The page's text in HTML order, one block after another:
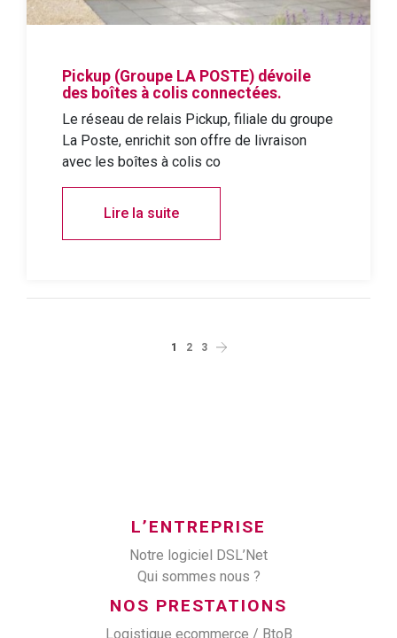
Pickup (Groupe LA POSTE) dévoile
des boîtes à colis connectées.
Le réseau de relais Pickup, filiale du groupe
La Poste, enrichit son offre de livraison
avec les boîtes à colis co
Lire la suite
1 2 3
L’ENTREPRISE
Notre logiciel DSL’Net
Qui sommes nous ?
NOS PRESTATIONS
Logistique ecommerce / BtoB